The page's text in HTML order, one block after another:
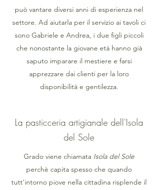
può vantare diversi anni di esperienza nel
settore. Ad aiutarla per il servizio ai tavoli ci
sono Gabriele e Andrea, i due figli piccoli
che nonostante la giovane età hanno già
saputo imparare il mestiere e farsi
apprezzare dai clienti per la loro
disponibilità e gentilezza.
La pasticceria artigianale dell'Isola
del Sole
Grado viene chiamata Isola del Sole
perchè capita spesso che quando
tutt'intorno piove nella cittadina risplende il